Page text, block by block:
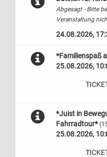
Abgesagt - Bitte
Veranstaltung
24.08.2026,
*Familienspaß
25.08.2026,
*Juist in
Fahrradtour*
25.08.2026,